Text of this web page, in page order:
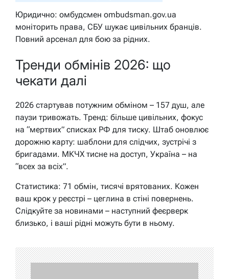
Юридично: омбудсмен ombudsman.gov.ua
моніторить права, СБУ шукає цивільних бранців.
Повний арсенал для бою за рідних.
Тренди обмінів 2026: що
чекати далі
2026 стартував потужним обміном – 157 душ, але
паузи тривожать. Тренд: більше цивільних, фокус
на “мертвих” списках РФ для тиску. Штаб оновлює
дорожню карту: шаблони для слідчих, зустрічі з
бригадами. МКЧХ тисне на доступ, Україна – на
“всех за всіх”.
Статистика: 71 обмін, тисячі врятованих. Кожен
ваш крок у реєстрі – цеглина в стіні повернень.
Слідкуйте за новинами – наступний феєрверк
близько, і ваші рідні можуть бути в ньому.